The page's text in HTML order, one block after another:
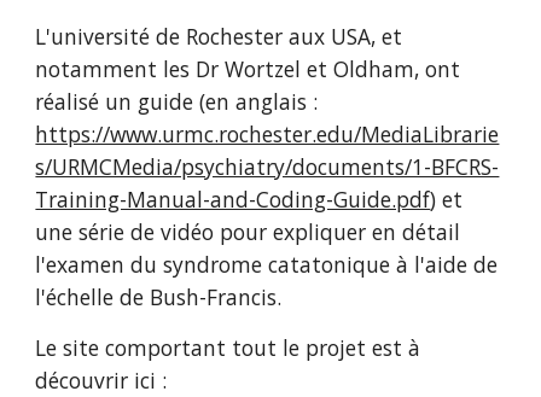
L'université de Rochester aux USA, et
notamment les Dr Wortzel et Oldham, ont
https://www.urmc.rochester.edu/MediaLibrarie
s/URMCMedia/psychiatry/documents/1-BFCRS-
Training-Manual-and-Coding-Guide.pdf) et
une série de vidéo pour expliquer en détail
l'examen du syndrome catatonique à l'aide de
l'échelle de Bush-Francis.
Le site comportant tout le projet est à